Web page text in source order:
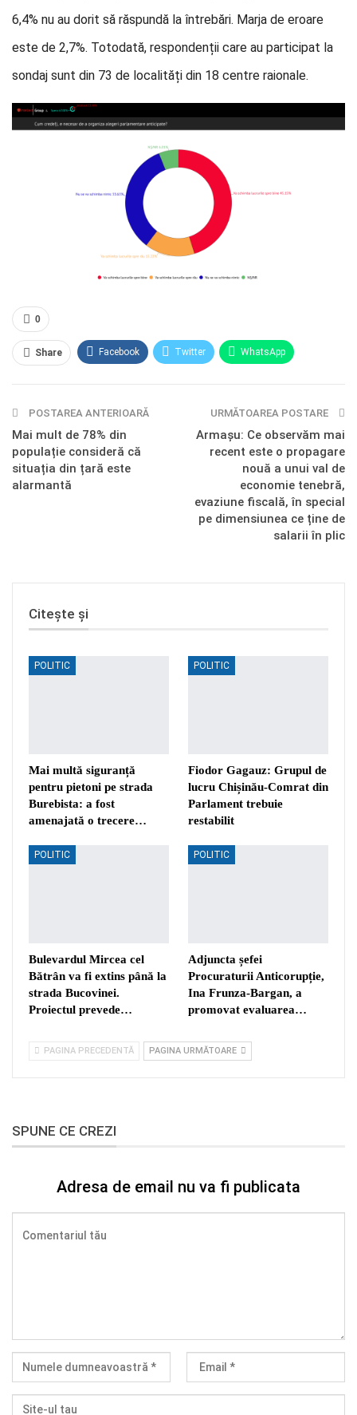
6,4% nu au dorit să răspundă la întrebări. Marja de eroare
este de 2,7%. Totodată, respondenții care au participat la
sondaj sunt din 73 de localități din 18 centre raionale.
0
Share Facebook Twitter WhatsApp
Telegram OK.ru
POSTAREA ANTERIOARĂ
Mai mult de 78% din
populație consideră că
situația din țară este
alarmantă
URMĂTOAREA POSTARE
Armașu: Ce observăm mai
recent este o propagare
nouă a unui val de
economie tenebră,
evaziune fiscală, în special
pe dimensiunea ce ține de
salarii în plic
Citește și
POLITIC
Mai multă siguranță
pentru pietoni pe strada
Burebista: a fost
amenajată o trecere…
POLITIC
Fiodor Gagauz: Grupul de
lucru Chișinău-Comrat din
Parlament trebuie
restabilit
POLITIC
Bulevardul Mircea cel
Bătrân va fi extins până la
strada Bucovinei.
Proiectul prevede…
POLITIC
Adjuncta șefei
Procuraturii Anticorupție,
Ina Frunza-Bargan, a
promovat evaluarea…
PAGINA PRECEDENTĂ PAGINA URMĂTOARE
SPUNE CE CREZI
Adresa de email nu va fi publicata